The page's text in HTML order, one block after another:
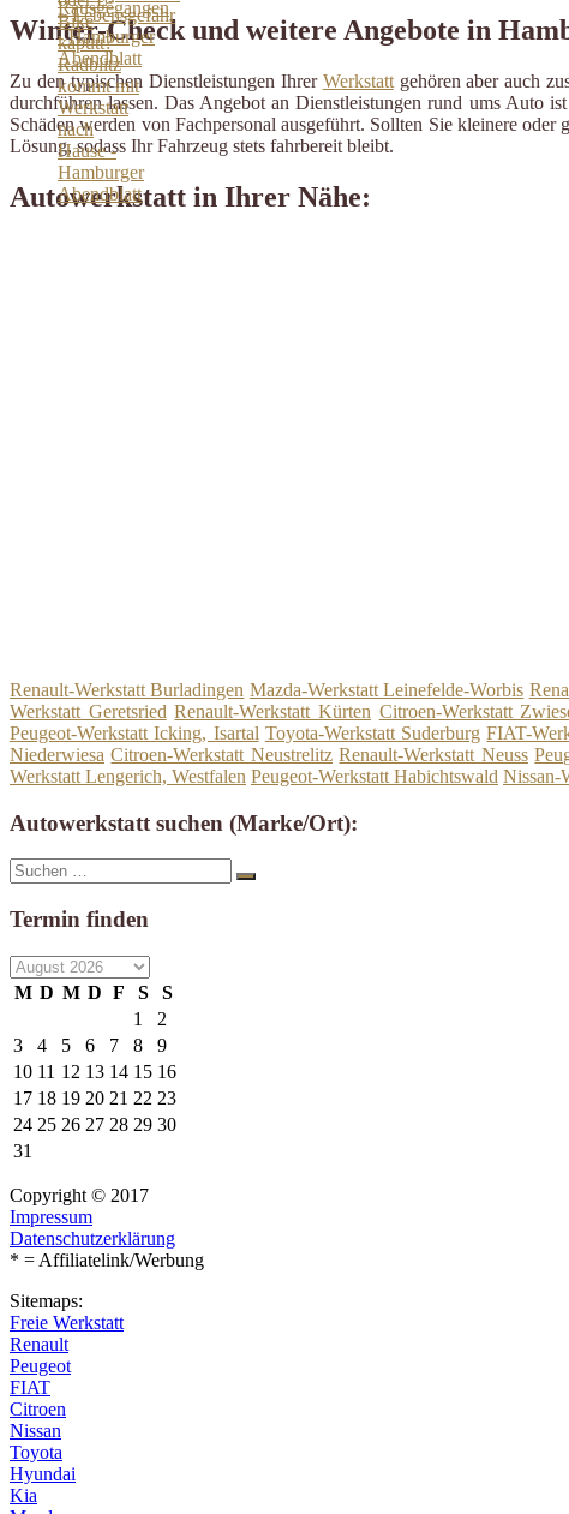
Winter-Check und weitere Angebote in
Zu den typischen Dienstleistungen Ihrer Werkstattgehören aber auch
durchführen lassen. Das Angebot an Dienstleistungen rund ums Auto
Schäden werden von Fachpersonal ausgeführt. Sollten Sie kleinere
Lösung, sodass Ihr Fahrzeug stets fahrbereit bleibt.
Autowerkstatt in Ihrer Nähe:
Renault-Werkstatt Burladingen Mazda-Werkstatt Leinefelde-Worbis
Werkstatt Geretsried Renault-Werkstatt Kürten Citroen-Werkstatt
Peugeot-Werkstatt Icking, Isartal Toyota-Werkstatt Suderburg FIAT-
Niederwiesa Citroen-Werkstatt Neustrelitz Renault-Werkstatt Neuss
Werkstatt Lengerich, Westfalen Peugeot-Werkstatt Habichtswald Nissan-
Autowerkstatt suchen (Marke/Ort):
Suche
nach:
Suchen
Termin finden
M D M D F S
S
1
2
3
4 5 6 7 8
9
10 11 12 13 14 15 16
17 18 19 20 21 22 23
24 25 26 27 28 29 30
31
Copyright © 2017
Impressum
Datenschutzerklärung
* = Affiliatelink/Werbung
Sitemaps:
Freie Werkstatt
Renault
Peugeot
FIAT
Citroen
Nissan
Toyota
Hyundai
Kia